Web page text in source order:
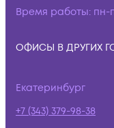
Время работы: пн-
ОФИСЫ В ДРУГИХ
Екатеринбург
+7 (343) 379-98-38